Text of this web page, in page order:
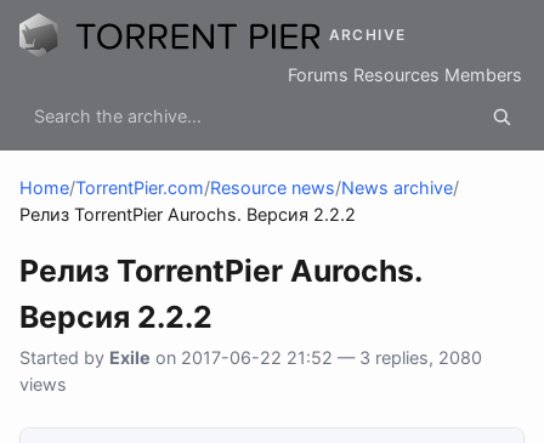
ARCHIVE
Forums Resources Members
Home/TorrentPier.com/Resource news/News archive/
Релиз TorrentPier Aurochs. Версия 2.2.2
Релиз TorrentPier Aurochs.
Версия 2.2.2
Started by Exile on 2017-06-22 21:52 — 3 replies, 2080
views